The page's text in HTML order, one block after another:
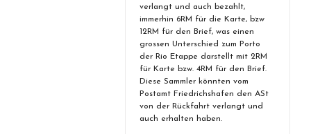
verlangt und auch bezahlt,
immerhin 6RM für die Karte, bzw
12RM für den Brief, was einen
grossen Unterschied zum Porto
der Rio Etappe darstellt mit 2RM
für Karte bzw. 4RM für den Brief.
Diese Sammler könnten vom
Postamt Friedrichshafen den ASt
von der Rückfahrt verlangt und
auch erhalten haben.